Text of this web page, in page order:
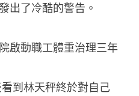
出了冷酷的警告。
啟動職工體重治理三年
到林天秤終於對自己